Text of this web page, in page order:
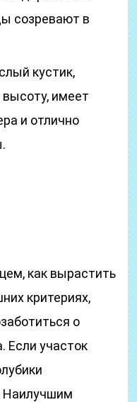
созревают в
кустик,
имеет
и отлично
как вырастить
критериях,
о
Если участок
Наилучшим